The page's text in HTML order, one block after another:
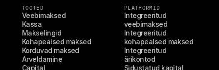
TOOTED
Veebimaksed
Kassa
Makselingid
Kohapealsed maksed
Korduvad maksed
Arveldamine
Capital
PLATFORMID
Integreeritud
veebimaksed
Integreeritud
kohapealsed maksed
Integreeritud
ärikontod
Sidustatud kapital